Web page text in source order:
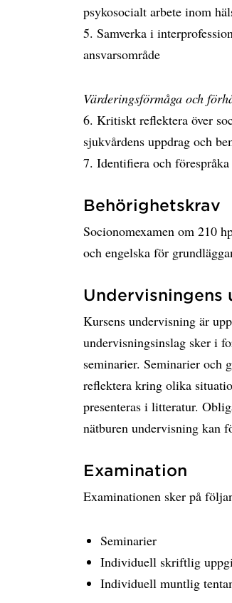
psykosocialt arbete inom
5. Samverka i
ansvarsområde
Värderingsförmåga och
6. Kritiskt reflektera över
sjukvårdens uppdrag och
7. Identifiera och
Behörighetskrav
Socionomexamen om 210
och engelska för
Undervisningens
Kursens undervisning är
undervisningsinslag sker i
seminarier. Seminarier och
reflektera kring olika
presenteras i litteratur.
nätburen undervisning kan
Examination
Examinationen sker på
Seminarier
Individuell skriftlig
Individuell muntlig